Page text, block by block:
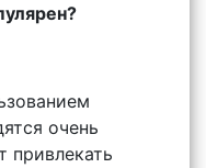
очень
привлекать